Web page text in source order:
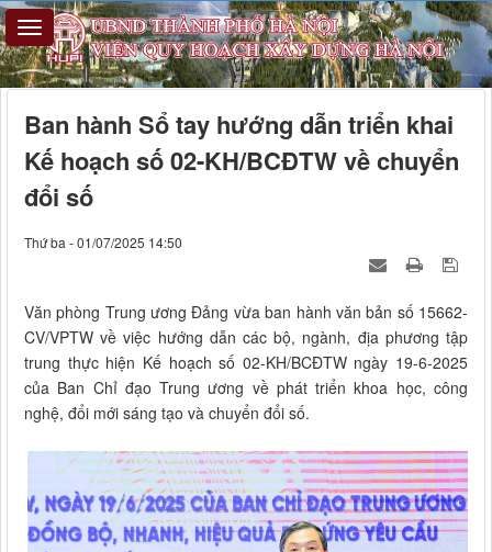
Ban hành Sổ tay hướng dẫn triển khai
Kế hoạch số 02-KH/BCĐTW về chuyển
đổi số
Thứ ba - 01/07/2025 14:50
Văn phòng Trung ương Đảng vừa ban hành văn bản số 15662-
CV/VPTW về việc hướng dẫn các bộ, ngành, địa phương tập
trung thực hiện Kế hoạch số 02-KH/BCĐTW ngày 19-6-2025
của Ban Chỉ đạo Trung ương về phát triển khoa học, công
nghệ, đổi mới sáng tạo và chuyển đổi số.